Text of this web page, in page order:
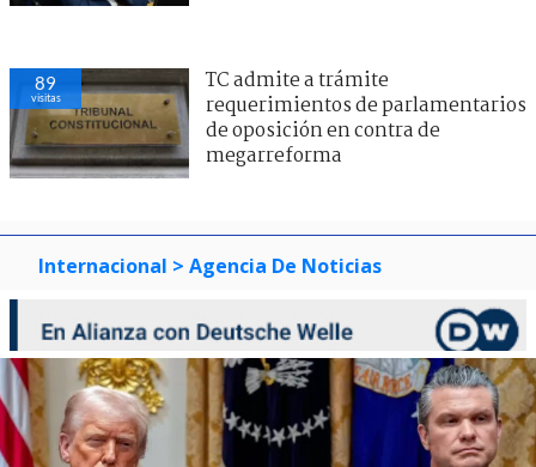
89
visitas
TC admite a trámite
requerimientos de parlamentarios
de oposición en contra de
megarreforma
Internacional > Agencia De Noticias